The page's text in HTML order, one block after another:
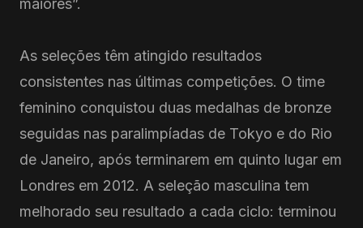
maiores”.
As seleções têm atingido resultados
consistentes nas últimas competições. O time
feminino conquistou duas medalhas de bronze
seguidas nas paralimpíadas de Tokyo e do Rio
de Janeiro, após terminarem em quinto lugar em
Londres em 2012. A seleção masculina tem
melhorado seu resultado a cada ciclo: terminou